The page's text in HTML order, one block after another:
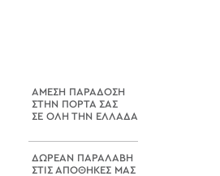
Maple - Μαύρο
Oak - λευκό
Silver
Silver - Μαύρο
ΑΜΕΣΗ ΠΑΡΑΔΟΣΗ
ΣΤΗΝ ΠΟΡΤΑ ΣΑΣ
ΣΕ ΟΛΗ ΤΗΝ ΕΛΛΑΔΑ
ΔΩΡΕΑΝ ΠΑΡΑΛΑΒΗ
ΣΤΙΣ ΑΠΟΘΗΚΕΣ ΜΑΣ